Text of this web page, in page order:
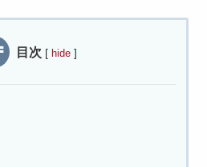
目次 [ hide ]